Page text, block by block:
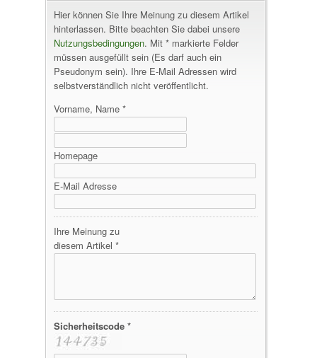
Hier können Sie Ihre Meinung zu diesem Artikel
hinterlassen. Bitte beachten Sie dabei unsere
Nutzungsbedingungen. Mit * markierte Felder
müssen ausgefüllt sein (Es darf auch ein
Pseudonym sein). Ihre E-Mail Adressen wird
selbstverständlich nicht veröffentlicht.
Vorname, Name *
Homepage
E-Mail Adresse
Ihre Meinung zu
diesem Artikel *
Sicherheitscode *